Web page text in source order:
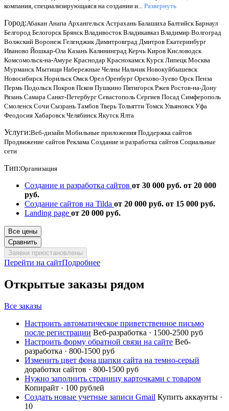
компания, специализирующаяся на создании и...
Развернуть
Город:Абакан Анапа Архангельск Астрахань Балашиха Балтийск Барнаул
Белгород Белогорск Брянск Владивосток Владикавказ Владимир Волгоград
Волжский Воронеж Геленджик Димитровград Дмитров Екатеринбург
Иваново Йошкар-Ола Казань Калининград Керчь Киров Кисловодск
Комсомольск-на-Амуре Краснодар Краснокамск Курск Липецк Москва
Мурманск Мытищи Набережные Челны Нальчик Новокуйбышевск
Новосибирск Норильск Омск Орел Оренбург Орехово-Зуево Орск Пенза
Пермь Подольск Покров Псков Пушкино Пятигорск Ржев Ростов-на-Дону
Рязань Самара Санкт-Петербург Севастополь Сергиев Посад Симферополь
Смоленск Сочи Сызрань Тамбов Тверь Тольятти Томск Ульяновск Уфа
Феодосия Хабаровск Челябинск Якутск Ялта
Услуги:Веб-дизайн Мобильные приложения Поддержка сайтов
Продвижение сайтов Реклама Создание и разработка сайтов Социальные
сети
Тип:Организация
Создание и разработка сайтов от 30 000 руб. от 20 000
руб.
Создание сайтов на Tilda от 20 000 руб. от 15 000 руб.
Landing page от 20 000 руб.
Все цены
Сравнить
Заявки приостановлены
Перейти на сайтПодробнее
Открытые заказы рядом
Все заказы
Настроить автоматическое приветственное письмо
после регистрации Веб-разработка · 1500-2500 руб
Настроить форму обратной связи на сайте Веб-
разработка · 800-1500 руб
Изменить цвет фона шапки сайта на темно-серый
доработки сайтов · 800-1500 руб
Нужно заполнить страницу карточками с товаром
Копирайт · 100 рублей
Создать новые учетные записи Gmail Купить аккаунты ·
10